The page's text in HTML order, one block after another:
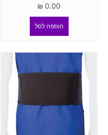
0.00
₪
הוספה לסל